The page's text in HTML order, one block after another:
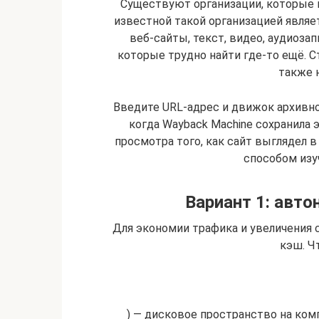
Существуют организации,
известной такой организацией
веб-сайты, текст, видео,
которые трудно найти где-то ещё.
также
Введите URL-адрес и движок
когда Wayback Machine
просмотра того, как сайт выглядел
способом
Вариант 1:
Для экономии трафика и увеличения
кэш.
) — дисковое пространство на